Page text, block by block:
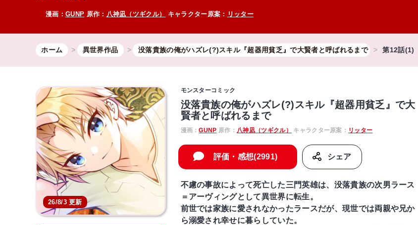
漫画： GUNP 原作： 八神凪（ツギクル） キャラクター原案： リッター
ホーム 異世界作品 没落貴族の俺がハズレ(?)スキル『超器用貧乏』で大賢者と呼ばれるまで 第12話(1)
26/8/3 更新
モンスターコミック
没落貴族の俺がハズレ(?)スキル『超器用貧乏』で大
賢者と呼ばれるまで
漫画：GUNP 原作： 八神凪（ツギクル） キャラクター原案： リッター
評価・感想(2991) シェア
不慮の事故によって死亡した三門英雄は、没落貴族の次男ラース
＝アーヴィングとして異世界に転生。
前世では家族に愛されなかったラースだが、現世では両親や兄か
ら溺愛され幸せに暮らしていた。